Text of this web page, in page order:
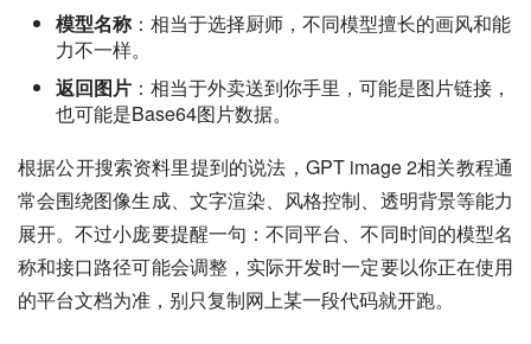
模型名称：相当于选择厨师，不同模型擅长的画风和能
力不一样。
返回图片 ：相当于外卖送到你手里，可能是图片链接，
也可能是Base64图片数据。
根据公开搜索资料里提到的说法，GPT image 2相关教程通
常会围绕图像生成、文字渲染、风格控制、透明背景等能力
展开。不过小庞要提醒一句：不同平台、不同时间的模型名
称和接口路径可能会调整，实际开发时一定要以你正在使用
的平台文档为准，别只复制网上某一段代码就开跑。